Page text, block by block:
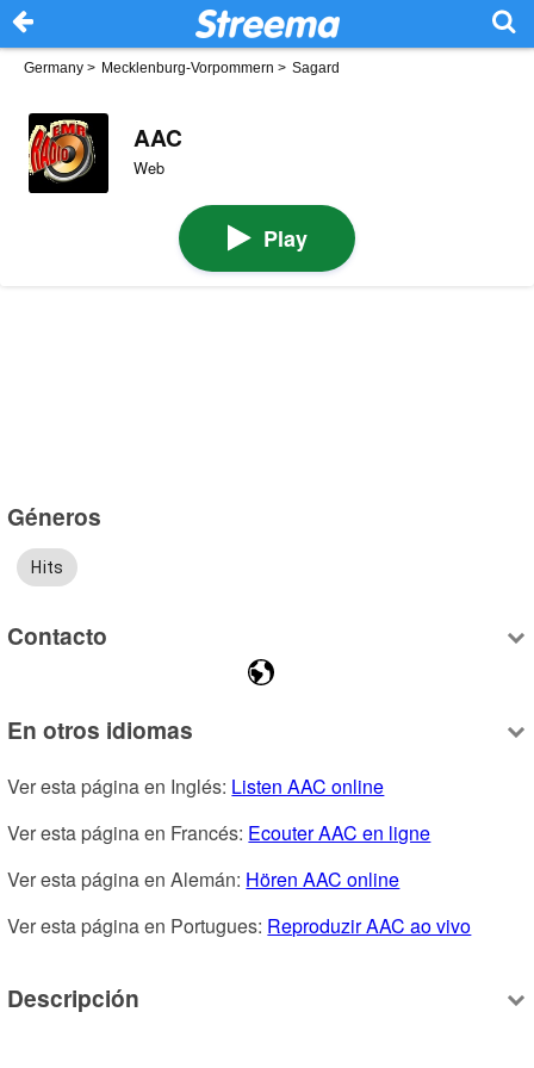
Germany > Mecklenburg-Vorpommern > Sagard
AAC
Web
Play
Géneros
Hits
Contacto
En otros idiomas
Ver esta página en Inglés: Listen AAC online
Ver esta página en Francés: Ecouter AAC en ligne
Ver esta página en Alemán: Hören AAC online
Ver esta página en Portugues: Reproduzir AAC ao vivo
Descripción